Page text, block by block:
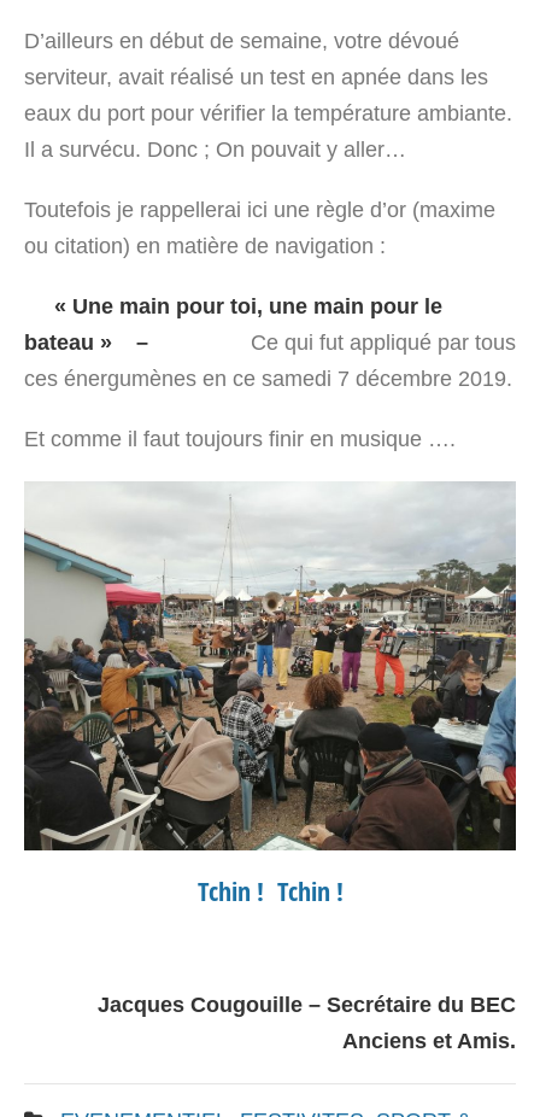
D’ailleurs en début de semaine, votre dévoué
serviteur, avait réalisé un test en apnée dans les
eaux du port pour vérifier la température ambiante.
Il a survécu. Donc ; On pouvait y aller…
Toutefois je rappellerai ici une règle d’or (maxime
ou citation) en matière de navigation :
« Une main pour toi, une main pour le
bateau » – Ce qui fut appliqué par tous
ces énergumènes en ce samedi 7 décembre 2019.
Et comme il faut toujours finir en musique ….
Tchin ! Tchin !
Jacques Cougouille – Secrétaire du BEC
Anciens et Amis.